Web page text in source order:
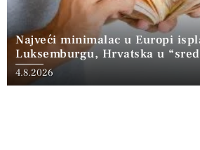
Najveći minimalac u Europi
Luksemburgu, Hrvatska u
4.8.2026